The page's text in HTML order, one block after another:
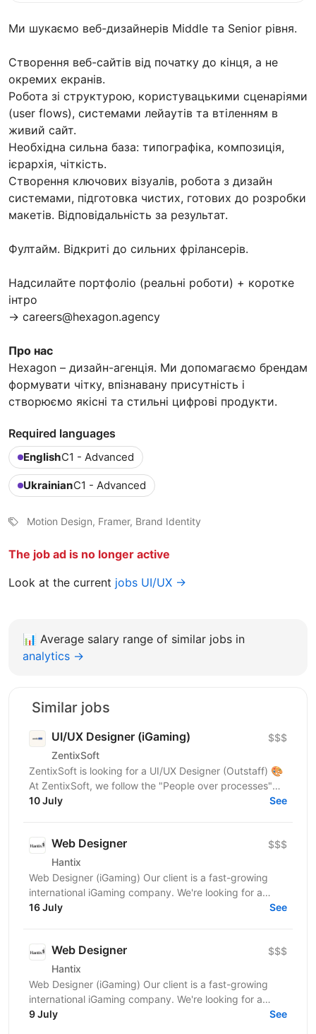
Ми шукаємо веб-дизайнерів Middle та Senior рівня.
Створення веб-сайтів від початку до кінця, а не
окремих екранів.
Робота зі структурою, користувацькими сценаріями
(user flows), системами лейаутів та втіленням в
живий сайт.
Необхідна сильна база: типографіка, композиція,
ієрархія, чіткість.
Створення ключових візуалів, робота з дизайн
системами, підготовка чистих, готових до розробки
макетів. Відповідальність за результат.
Фултайм. Відкриті до сильних фрілансерів.
Надсилайте портфоліо (реальні роботи) + коротке
інтро
→ careers@hexagon.agency
Про нас
Hexagon – дизайн-агенція. Ми допомагаємо брендам
формувати чітку, впізнавану присутність і
створюємо якісні та стильні цифрові продукти.
Required languages
EnglishC1 - Advanced
UkrainianC1 - Advanced
Motion Design, Framer, Brand Identity
The job ad is no longer active
Look at the current jobs UI/UX →
📊 Average salary range of similar jobs in
analytics →
Similar jobs
UI/UX Designer (iGaming)
ZentixSoft
$$$
ZentixSoft is looking for a UI/UX Designer (Outstaff) 🎨
At ZentixSoft, we follow the "People over processes"
principle. We are looking for an experienced...
10 July See
Web Designer
Hantix
$$$
Web Designer (iGaming) Our client is a fast-growing
international iGaming company. We're looking for a
designer to strengthen our product team and shape...
16 July See
Web Designer
Hantix
$$$
Web Designer (iGaming) Our client is a fast-growing
international iGaming company. We're looking for a
designer to strengthen our product team and shape...
9 July See